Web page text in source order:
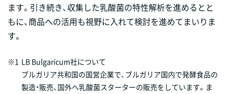
ます。引き続き、収集した乳酸菌の特性解析を進めるとと
もに、商品への活用も視野に入れて検討を進めてまいりま
す。
※1 LB Bulgaricum社について
ブルガリア共和国の国営企業で、ブルガリア国内で発酵食品の
製造・販売、国外へ乳酸菌スターターの販売をしています。ま